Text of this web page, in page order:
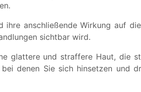
ihre anschließende Wirkung auf
sichtbar wird.
glattere und straffere Haut, die
denen Sie sich hinsetzen und